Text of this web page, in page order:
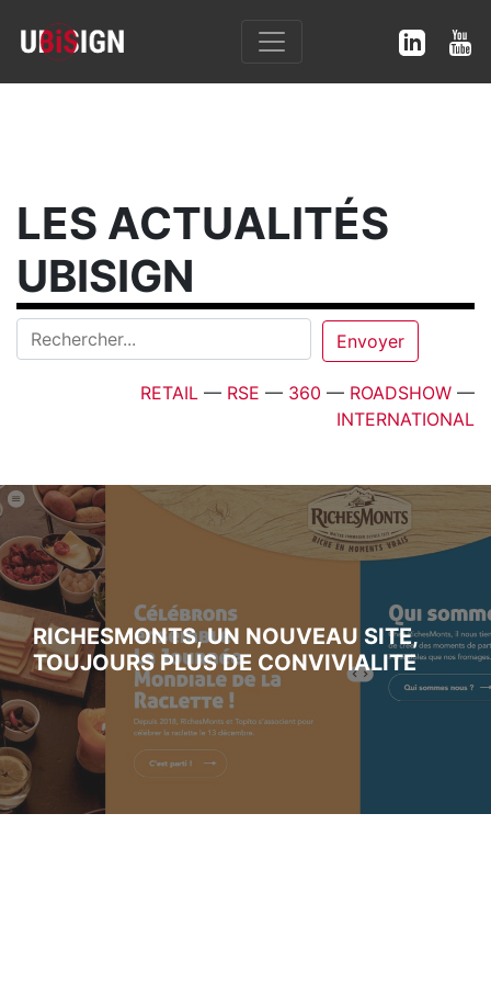
LES ACTUALITÉS
UBISIGN
RETAIL — RSE — 360 — ROADSHOW —
INTERNATIONAL
RICHESMONTS, UN NOUVEAU SITE,
TOUJOURS PLUS DE CONVIVIALITE